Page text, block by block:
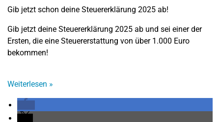
Gib jetzt schon deine Steuererklärung 2025 ab!
Gib jetzt deine Steuererklärung 2025 ab und sei einer der
Ersten, die eine Steuererstattung von über 1.000 Euro
bekommen!
Weiterlesen »